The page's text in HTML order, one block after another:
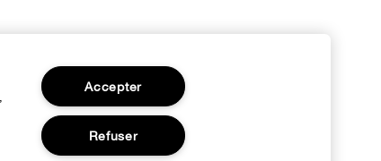
Accepter
Refuser